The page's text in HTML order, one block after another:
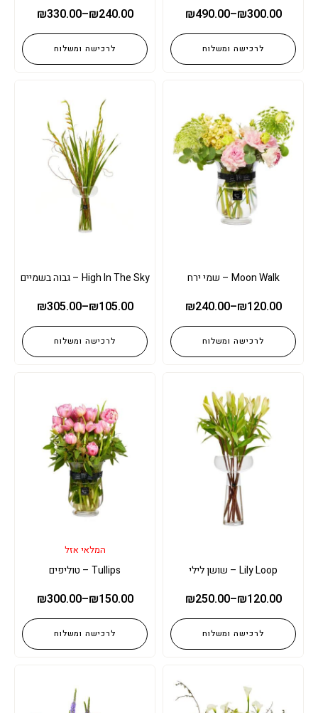
₪300.00
–
₪490.00
לרכישה ומשלוח
₪240.00
–
₪330.00
לרכישה ומשלוח
Moon Walk – שמי ירח
₪120.00
–
₪240.00
לרכישה ומשלוח
High In The Sky – גבוה בשמיים
₪105.00
–
₪305.00
לרכישה ומשלוח
Lily Loop – שושן לילי
₪120.00
–
₪250.00
לרכישה ומשלוח
המלאי אזל
Tullips – טוליפים
₪150.00
–
₪300.00
לרכישה ומשלוח